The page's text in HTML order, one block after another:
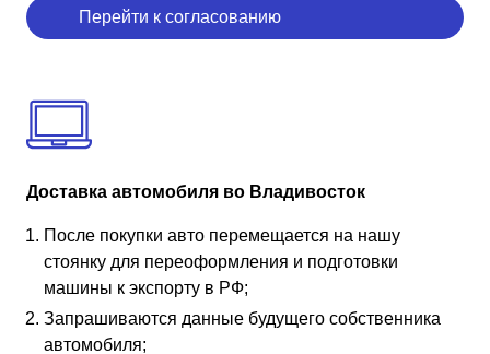
Перейти к согласованию
Доставка автомобиля во Владивосток
После покупки авто перемещается на нашу
стоянку для переоформления и подготовки
машины к экспорту в РФ;
Запрашиваются данные будущего собственника
автомобиля;